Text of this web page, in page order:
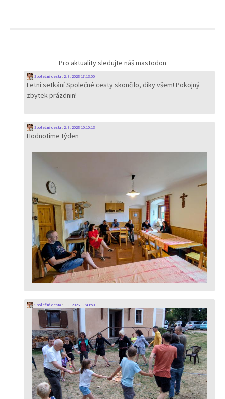
Pro aktuality sledujte nášmastodon
Společná cesta: 2. 8. 2026 17:13:00
Letní setkání Společné cesty skončilo, díky všem! Pokojný
zbytek prázdnin!
Společná cesta: 2. 8. 2026 10:10:13
Hodnotíme týden
Společná cesta: 1. 8. 2026 18:43:50